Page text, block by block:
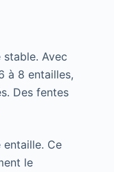
Avec
à 8 entailles,
Des fentes
entaille. Ce
le